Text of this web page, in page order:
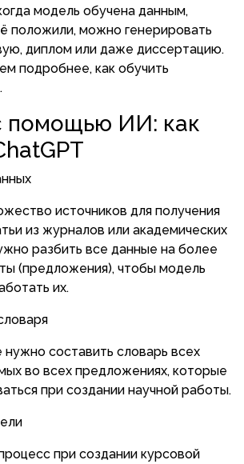
модель обучена данным,
положили, можно генерировать
диплом или даже диссертацию.
подробнее, как обучить
помощью ИИ: как
источников для получения
из журналов или академических
разбить все данные на более
(предложения), чтобы модель
их.
нужно составить словарь всех
во всех предложениях, которые
при создании научной работы.
при создании курсовой